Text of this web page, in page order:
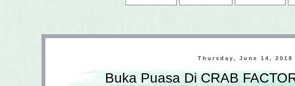
Thursday, June 14, 2018
Buka Puasa Di CRAB